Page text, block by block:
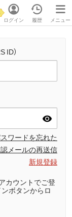
ログイン 履歴 メニュー
ID）
ワードを忘れた
メールの再送信
新規登録
カウントでご登
ボタンからロ